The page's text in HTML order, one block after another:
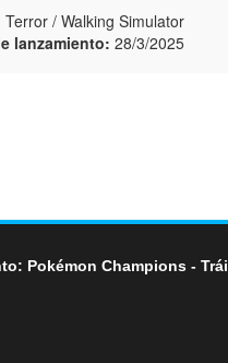
Terror / Walking Simulator
lanzamiento: 28/3/2025
Pokémon Champions -